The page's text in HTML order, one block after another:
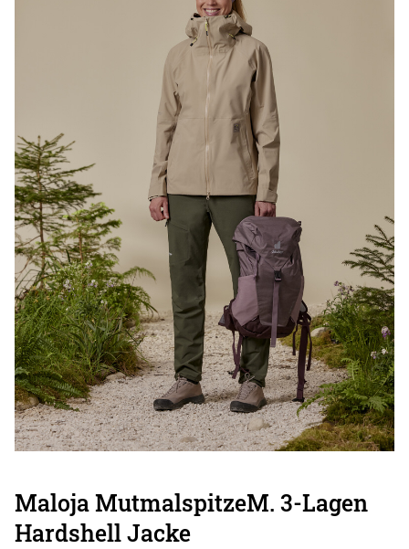
Maloja MutmalspitzeM. 3-Lagen
Hardshell Jacke